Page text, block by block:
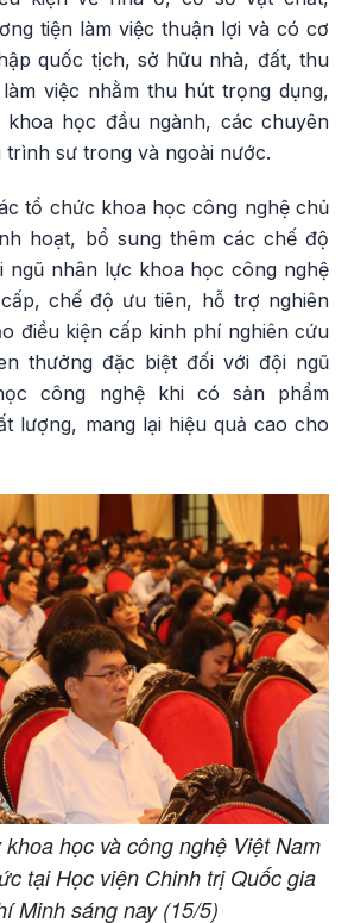
tiện làm việc thuận lợi và có cơ
quốc tịch, sở hữu nhà, đất, thu
việc nhằm thu hút trọng dụng,
học đầu ngành, các chuyên
trình sư trong và ngoài nước.
tổ chức khoa học công nghệ chủ
hoạt, bổ sung thêm các chế độ
ngũ nhân lực khoa học công nghệ
chế độ ưu tiên, hỗ trợ nghiên
điều kiện cấp kinh phí nghiên cứu
thưởng đặc biệt đối với đội ngũ
công nghệ khi có sản phẩm
lượng, mang lại hiệu quả cao cho
học và công nghệ Việt Nam
tại Học viện Chinh trị Quốc gia
Minh sáng nay (15/5)